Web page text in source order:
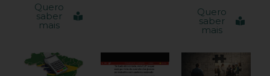
Quero
saber
mais
Quero
saber
mais